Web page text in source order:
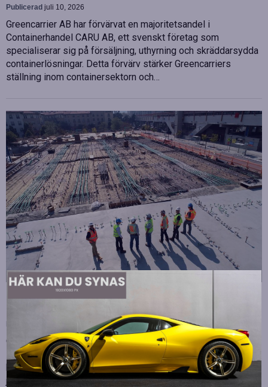
Publicerad juli 10, 2026
Greencarrier AB har förvärvat en majoritetsandel i
Containerhandel CARU AB, ett svenskt företag som
specialiserar sig på försäljning, uthyrning och skräddarsydda
containerlösningar. Detta förvärv stärker Greencarriers
ställning inom containersektorn och…
Strategiska tillskott till OHLA Sveriges ledning
OHLA Sverige stärker sin ledningsgrupp genom att anställa
Malin Bergman som HR-chef och María Vazquez som
biträdande ekonomichef. Båda började sina nya tjänster den 1
juni 2026 och kommer att…